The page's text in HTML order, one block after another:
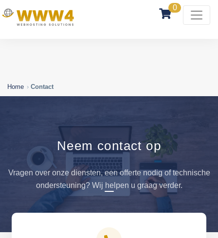
0
Home Contact
Neem contact op
Vragen over onze diensten, een offerte nodig of technische
ondersteuning? Wij helpen u graag verder.